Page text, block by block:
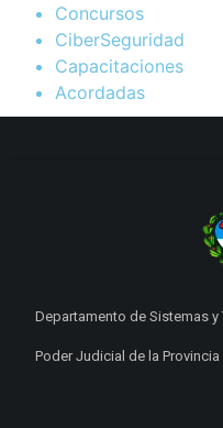
Concursos
CiberSeguridad
Capacitaciones
Acordadas
Departamento de Sistemas
Poder Judicial de la